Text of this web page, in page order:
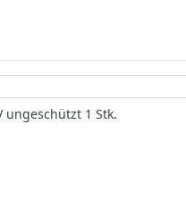
ungeschützt 1 Stk.